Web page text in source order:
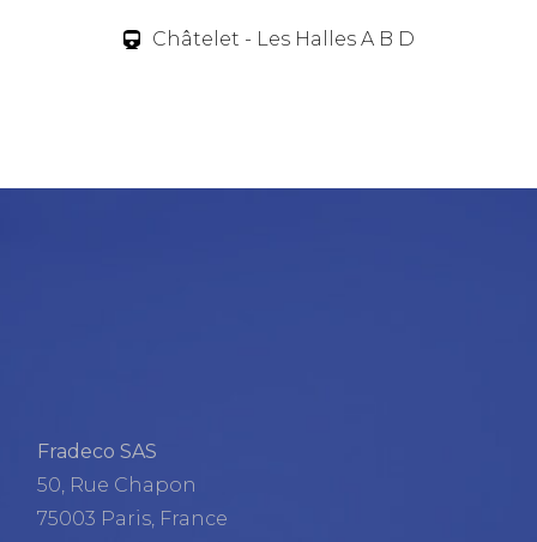
Châtelet - Les Halles A B D
Fradeco SAS
50, Rue Chapon
75003 Paris, France